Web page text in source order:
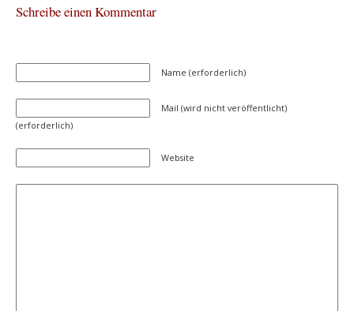
Schreibe einen Kommentar
Name (erforderlich)
Mail (wird nicht veröffentlicht)
(erforderlich)
Website